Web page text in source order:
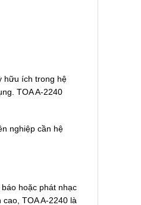
hữu ích trong hệ
TOA A-2240
nghiệp cần hệ
hoặc phát nhạc
TOA A-2240 là